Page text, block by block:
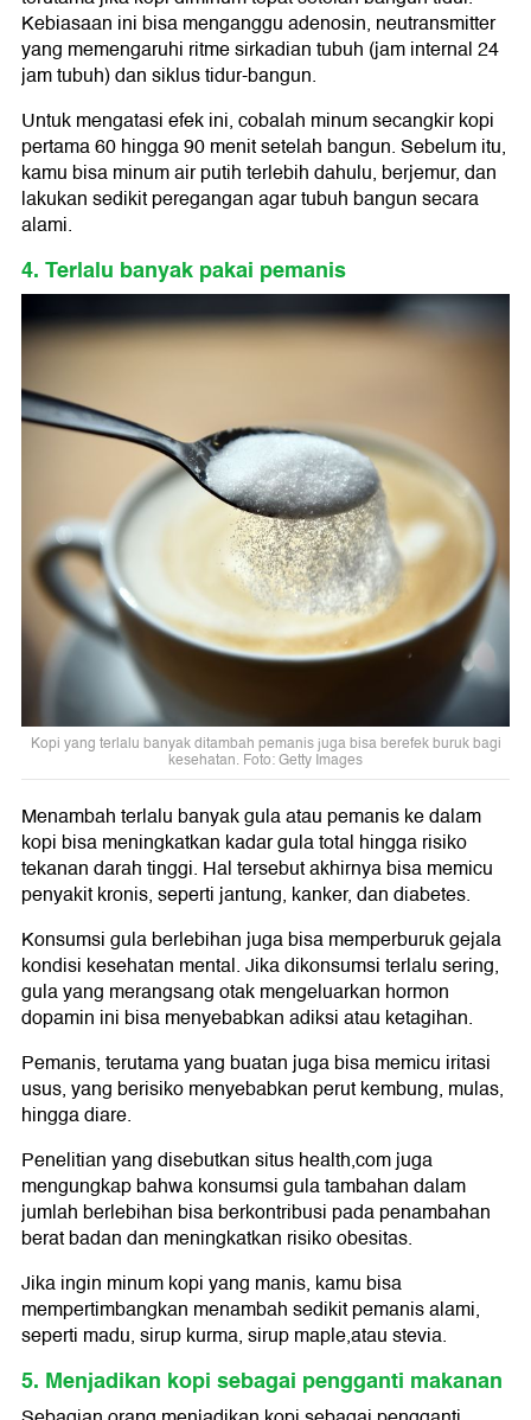
Kebiasaan ini bisa menganggu adenosin, neutransmitter
yang memengaruhi ritme sirkadian tubuh (jam internal 24
jam tubuh) dan siklus tidur-bangun.
Untuk mengatasi efek ini, cobalah minum secangkir kopi
pertama 60 hingga 90 menit setelah bangun. Sebelum itu,
kamu bisa minum air putih terlebih dahulu, berjemur, dan
lakukan sedikit peregangan agar tubuh bangun secara
alami.
4. Terlalu banyak pakai pemanis
Kopi yang terlalu banyak ditambah pemanis juga bisa berefek buruk bagi
kesehatan. Foto: Getty Images
Menambah terlalu banyak gula atau pemanis ke dalam
kopi bisa meningkatkan kadar gula total hingga risiko
tekanan darah tinggi. Hal tersebut akhirnya bisa memicu
penyakit kronis, seperti jantung, kanker, dan diabetes.
Konsumsi gula berlebihan juga bisa memperburuk gejala
kondisi kesehatan mental. Jika dikonsumsi terlalu sering,
gula yang merangsang otak mengeluarkan hormon
dopamin ini bisa menyebabkan adiksi atau ketagihan.
Pemanis, terutama yang buatan juga bisa memicu iritasi
usus, yang berisiko menyebabkan perut kembung, mulas,
hingga diare.
Penelitian yang disebutkan situs health,com juga
mengungkap bahwa konsumsi gula tambahan dalam
jumlah berlebihan bisa berkontribusi pada penambahan
berat badan dan meningkatkan risiko obesitas.
Jika ingin minum kopi yang manis, kamu bisa
mempertimbangkan menambah sedikit pemanis alami,
seperti madu, sirup kurma, sirup maple,atau stevia.
5. Menjadikan kopi sebagai pengganti makanan